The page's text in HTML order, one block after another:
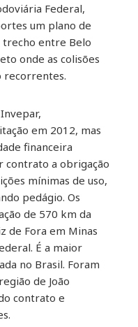
Federal,
um plano de
trecho entre Belo
onde as colisões
recorrentes.
em 2012, mas
financeira
contrato a obrigação
mínimas de uso,
pedágio. Os
de 570 km da
de Fora em Minas
É a maior
no Brasil. Foram
de João
contrato e